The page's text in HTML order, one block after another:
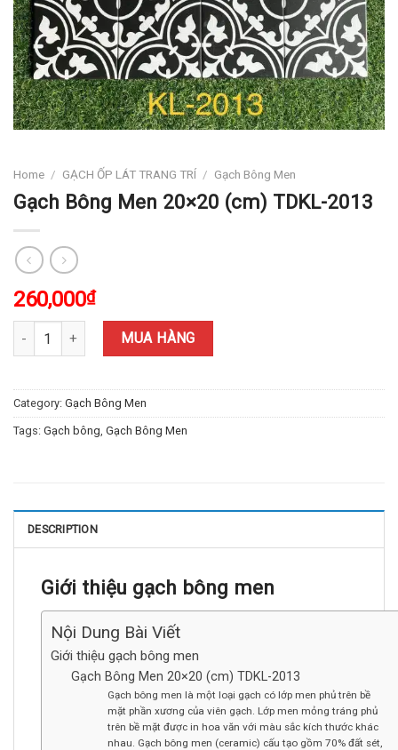
Home / GẠCH ỐP LÁT TRANG TRÍ / Gạch Bông Men
Gạch Bông Men 20×20 (cm) TDKL-2013
260,000₫
Gạch Bông Men 20x20 (cm) TDKL-2013 quantity
MUA HÀNG
Category: Gạch Bông Men
Tags: Gạch bông Gạch Bông Men
DESCRIPTION
Giới thiệu gạch bông men
Nội Dung Bài Viết
Giới thiệu gạch bông men
Gạch Bông Men 20×20 (cm) TDKL-2013
Gạch bông men là một loại gạch có lớp men phủ trên bề
mặt phần xương của viên gạch. Lớp men mỏng tráng phủ
trên bề mặt được in hoa văn với màu sắc kích thước khác
nhau. Gạch bông men (ceramic) cấu tạo gồm 70% đất sét,